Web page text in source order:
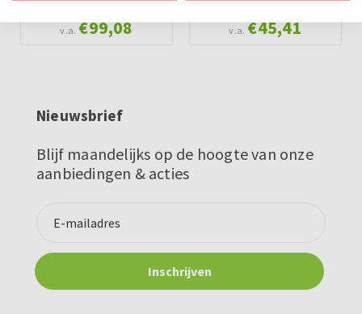
v.a. €99,08 v.a. €45,41
Nieuwsbrief
Blijf maandelijks op de hoogte van onze
aanbiedingen & acties